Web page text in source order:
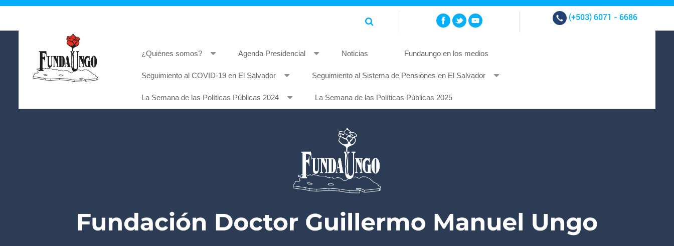
(+503) 6071 - 6686
¿Quiénes somos? Agenda Presidencial Noticias Fundaungo en los medios
Seguimiento al COVID-19 en El Salvador Seguimiento al Sistema de Pensiones en El Salvador
La Semana de las Políticas Públicas 2024 La Semana de las Políticas Públicas 2025